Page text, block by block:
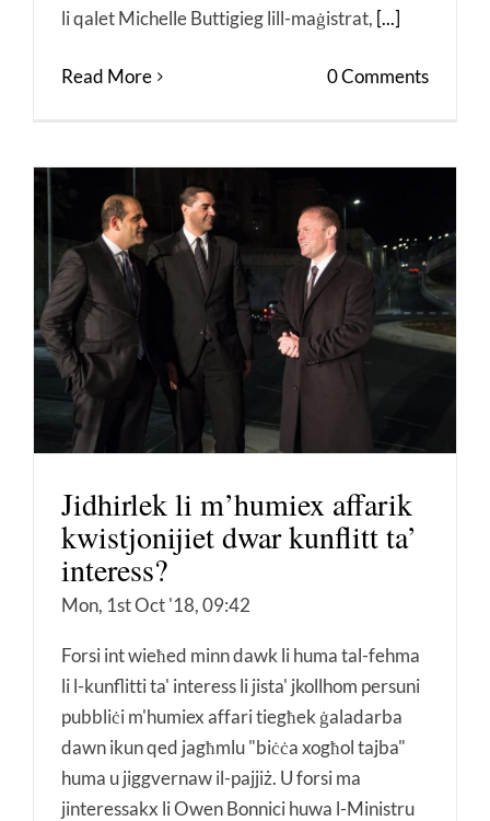
li qalet Michelle Buttigieg lill-maġistrat, [...]
Read More 0 Comments
Jidhirlek li m’humiex affarik
kwistjonijiet dwar kunflitt ta’
interess?
Mon, 1st Oct '18, 09:42
Forsi int wieħed minn dawk li huma tal-fehma
li l-kunflitti ta' interess li jista' jkollhom persuni
pubbliċi m'humiex affari tiegħek ġaladarba
dawn ikun qed jagħmlu "biċċa xogħol tajba"
huma u jiggvernaw il-pajjiż. U forsi ma
jinteressakx li Owen Bonnici huwa l-Ministru